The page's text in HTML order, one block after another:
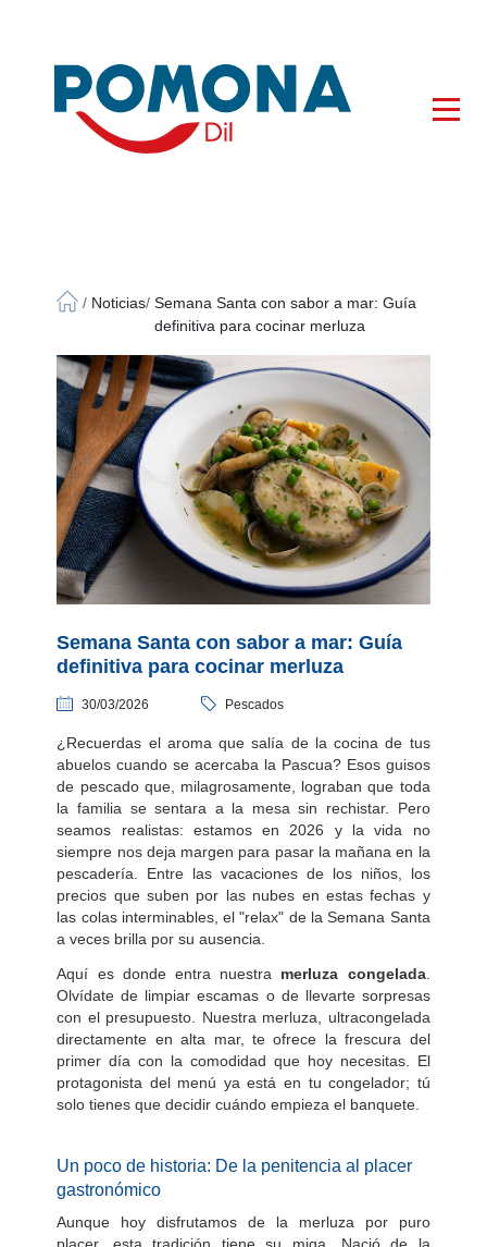
/ Noticias/ Semana Santa con sabor a mar: Guía
definitiva para cocinar merluza
Semana Santa con sabor a mar: Guía
definitiva para cocinar merluza
30/03/2026 Pescados
¿Recuerdas el aroma que salía de la cocina de tus
abuelos cuando se acercaba la Pascua? Esos guisos
de pescado que, milagrosamente, lograban que toda
la familia se sentara a la mesa sin rechistar. Pero
seamos realistas: estamos en 2026 y la vida no
siempre nos deja margen para pasar la mañana en la
pescadería. Entre las vacaciones de los niños, los
precios que suben por las nubes en estas fechas y
las colas interminables, el "relax" de la Semana Santa
a veces brilla por su ausencia.
Aquí es donde entra nuestra merluza congelada.
Olvídate de limpiar escamas o de llevarte sorpresas
con el presupuesto. Nuestra merluza, ultracongelada
directamente en alta mar, te ofrece la frescura del
primer día con la comodidad que hoy necesitas. El
protagonista del menú ya está en tu congelador; tú
solo tienes que decidir cuándo empieza el banquete.
Un poco de historia: De la penitencia al placer
gastronómico
Aunque hoy disfrutamos de la merluza por puro